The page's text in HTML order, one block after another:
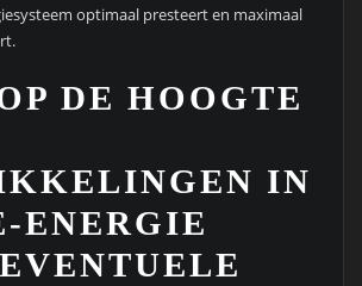
optimaal presteert en maximaal
DE HOOGTE
IN
ENERGIE